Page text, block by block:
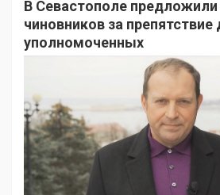
В Севастополе
чиновников за препятствие
уполномоченных